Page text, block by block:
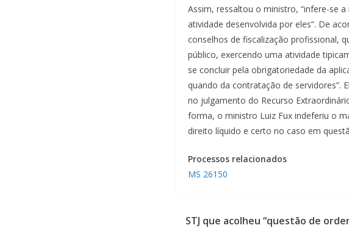
Assim, ressaltou o ministro, “infere-se
atividade desenvolvida por eles”. De
conselhos de fiscalização profissional,
público, exercendo uma atividade
se concluir pela obrigatoriedade da
quando da contratação de servidores”.
no julgamento do Recurso
forma, o ministro Luiz Fux indeferiu o
direito líquido e certo no caso em
Processos relacionados
MS 26150
STJ que acolheu “questão de